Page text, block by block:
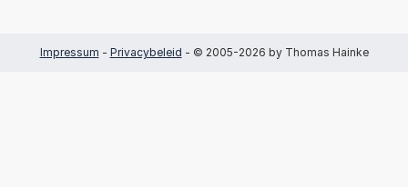
Impressum - Privacybeleid - © 2005-2026 by Thomas Hainke